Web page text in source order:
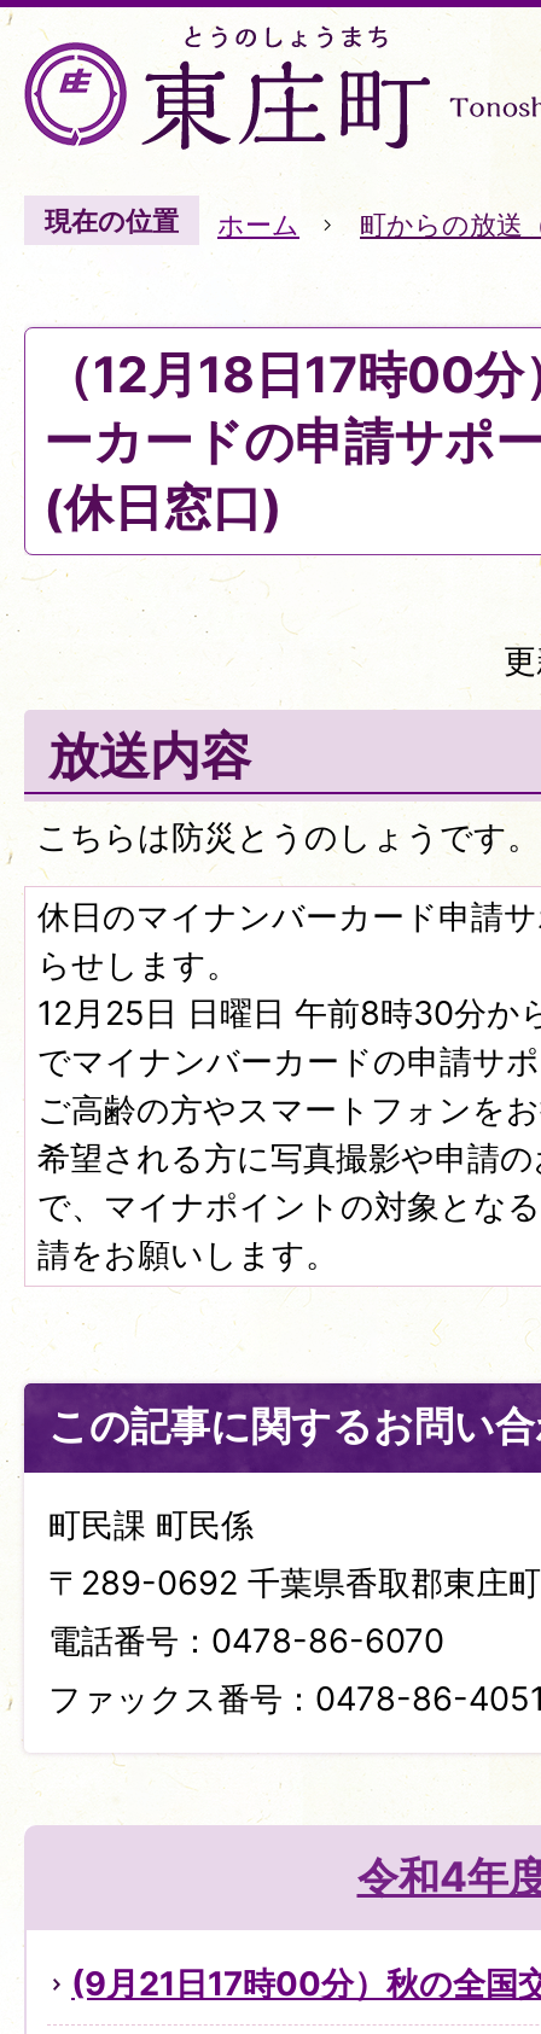
現在の位置 ホーム 町からの放送
（12月18日17時00
ーカードの申請サポ
(休日窓口)
放送内容
こちらは防災とうのしょうです。
休日のマイナンバーカード申請
らせします。
12月25日 日曜日 午前8時30分か
でマイナンバーカードの申請サ
ご高齢の方やスマートフォンを
希望される方に写真撮影や申請
で、マイナポイントの対象とな
請をお願いします。
この記事に関するお問い
町民課 町民係
〒289-0692 千葉県香取郡東庄
電話番号：0478-86-6070
ファックス番号：0478-86-
令和4年
(9月21日17時00分）秋の全国